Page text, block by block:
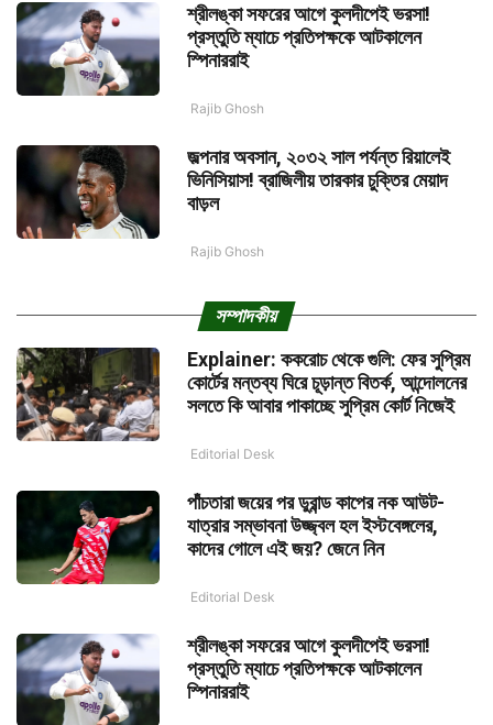
শ্রীলঙ্কা সফরের আগে কুলদীপেই ভরসা!
প্রস্তুতি ম্যাচে প্রতিপক্ষকে আটকালেন
স্পিনাররাই
Rajib Ghosh
জল্পনার অবসান, ২০৩২ সাল পর্যন্ত রিয়ালেই
ভিনিসিয়াস! ব্রাজিলীয় তারকার চুক্তির মেয়াদ
বাড়ল
Rajib Ghosh
সম্পাদকীয়
Explainer: ককরোচ থেকে গুলি: ফের সুপ্রিম
কোর্টের মন্তব্য ঘিরে চূড়ান্ত বিতর্ক, আন্দোলনের
সলতে কি আবার পাকাচ্ছে সুপ্রিম কোর্ট নিজেই
Editorial Desk
পাঁচতারা জয়ের পর ডুরান্ড কাপের নক আউট-
যাত্রার সম্ভাবনা উজ্জ্বল হল ইস্টবেঙ্গলের,
কাদের গোলে এই জয়? জেনে নিন
Editorial Desk
শ্রীলঙ্কা সফরের আগে কুলদীপেই ভরসা!
প্রস্তুতি ম্যাচে প্রতিপক্ষকে আটকালেন
স্পিনাররাই